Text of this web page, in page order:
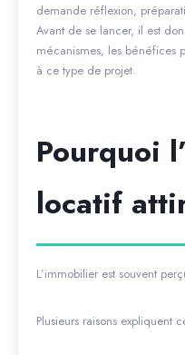
demande réflexion,
Avant de se lancer, il est
mécanismes, les bénéfices
à ce type de projet.
Pourquoi
locatif
L’immobilier est souvent
Plusieurs raisons expliquent